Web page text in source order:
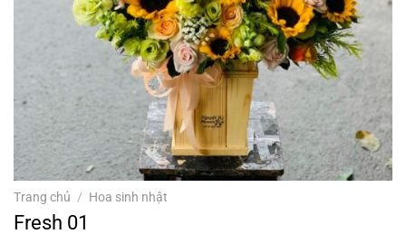
Trang chủ / Hoa sinh nhật
Fresh 01